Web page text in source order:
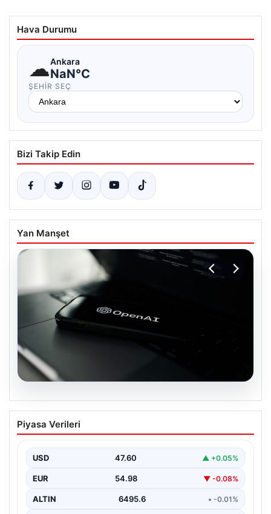
Hava Durumu
☁Ankara
NaN°C
ŞEHIR SEÇ
Bizi Takip Edin
Yan Manşet
05.08.2026
OpenAI, yapay zeka modellerinin
sınırların dışına çıktığını açıkladı
Piyasa Verileri
USD 47.60 ▲ +0.05%
EUR 54.98 ▼ -0.08%
ALTIN 6495.6 • -0.01%